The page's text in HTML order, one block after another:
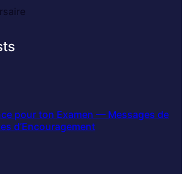
pour ton Examen — Messages de
d’Encouragement